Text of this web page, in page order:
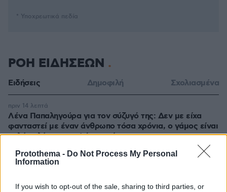
Protothema - Do Not Process My Personal
Information
If you wish to opt-out of the sale, sharing to third parties, or
* Υποχρεωτικά πεδία
ΡΟΗ ΕΙΔΗΣΕΩΝ
Ειδήσεις Δημοφιλή Σχολιασμένα
Λένα Παπαληγούρα για τον σύζυγό της: Δεν με είχα
φανταστεί με έναν άνθρωπο τόσα χρόνια, ο γάμος είναι
πολύ καλύτερος απ’ ό,τι περίμενα
πριν 14 λεπτά
Τι θα συμβεί αν πίνουμε ένα σφηνάκι ελαιόλαδο κάθε
εβδομάδες
πριν 15 λεπτά